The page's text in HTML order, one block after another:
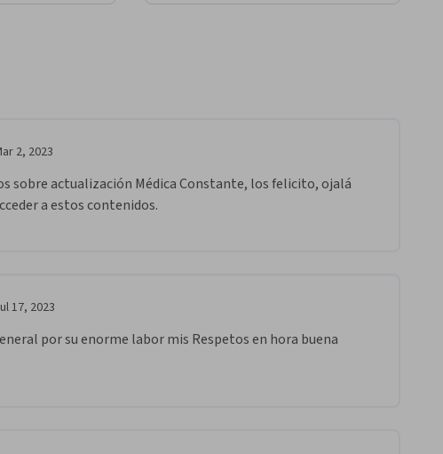
2, 2023
sobre actualización Médica Constante, los felicito, ojalá
a estos contenidos.
17, 2023
por su enorme labor mis Respetos en hora buena